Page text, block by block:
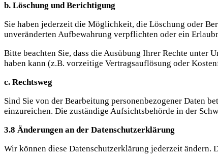
b. Löschung und Berichtigung
Sie haben jederzeit die Möglichkeit, die Löschung oder
unveränderten Aufbewahrung verpflichten oder ein
Bitte beachten Sie, dass die Ausübung Ihrer Rechte
haben kann (z.B. vorzeitige Vertragsauflösung oder
c. Rechtsweg
Sind Sie von der Bearbeitung personenbezogener Daten
einzureichen. Die zuständige Aufsichtsbehörde in der
3.8 Änderungen an der Datenschutzerklärung
Wir können diese Datenschutzerklärung jederzeit